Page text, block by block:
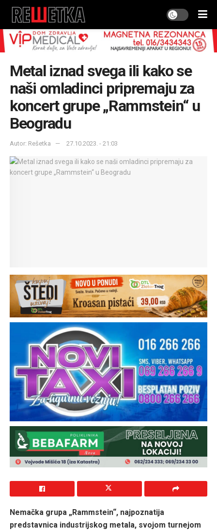
Metal iznad svega ili kako se
naši omladinci pripremaju za
koncert grupe „Rammstein“ u
Beogradu
Autor: Rešetka 27.10.2023. - 21:03
Nemačka grupa „Rammstein“, najpoznatija
predstavnica industrijskog metala, svojom turnejom